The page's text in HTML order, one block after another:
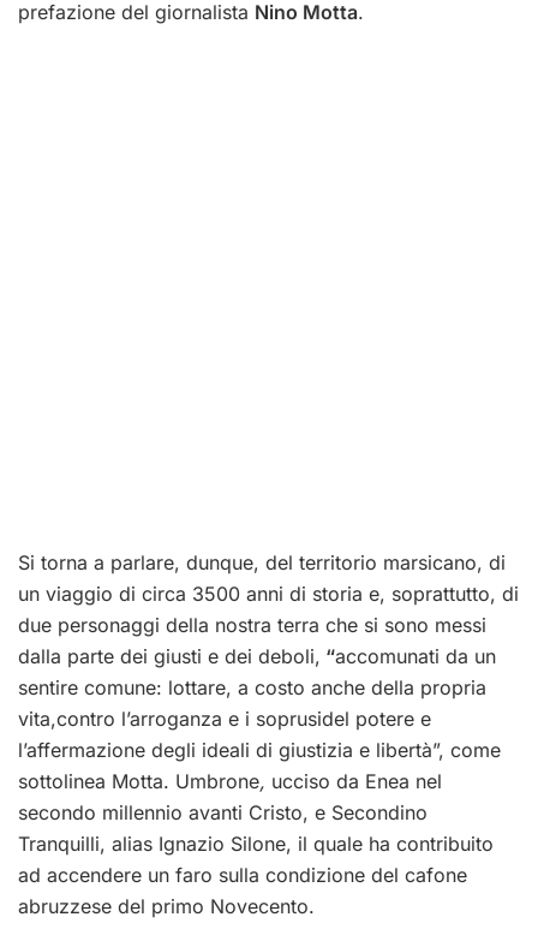
prefazione del giornalista Nino Motta.
Si torna a parlare, dunque, del territorio marsicano, di
un viaggio di circa 3500 anni di storia e, soprattutto, di
due personaggi della nostra terra che si sono messi
dalla parte dei giusti e dei deboli, “accomunati da un
sentire comune: lottare, a costo anche della propria
vita,contro l’arroganza e i soprusidel potere e
l’affermazione degli ideali di giustizia e libertà”, come
sottolinea Motta. Umbrone, ucciso da Enea nel
secondo millennio avanti Cristo, e Secondino
Tranquilli, alias Ignazio Silone, il quale ha contribuito
ad accendere un faro sulla condizione del cafone
abruzzese del primo Novecento.